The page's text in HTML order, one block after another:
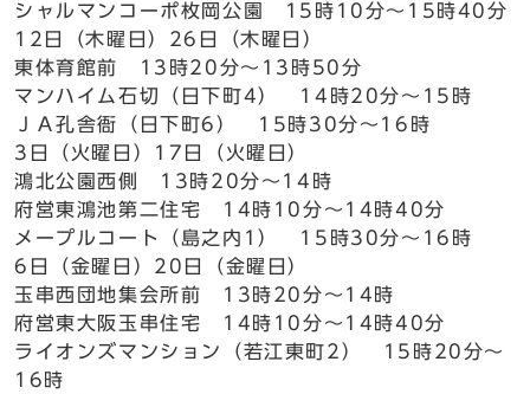
シャルマンコーポ枚岡公園 15時10分～15時40分
12日（木曜日）26日（木曜日）
東体育館前 13時20分～13時50分
マンハイム石切（日下町4） 14時20分～15時
ＪＡ孔舎衙（日下町6） 15時30分～16時
3日（火曜日）17日（火曜日）
鴻北公園西側 13時20分～14時
府営東鴻池第二住宅 14時10分～14時40分
メープルコート（島之内1） 15時30分～16時
6日（金曜日）20日（金曜日）
玉串西団地集会所前 13時20分～14時
府営東大阪玉串住宅 14時10分～14時40分
ライオンズマンション（若江東町2） 15時20分～
16時